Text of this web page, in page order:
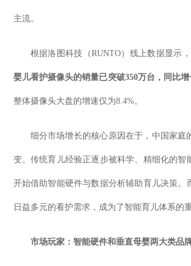
主流。
根据洛图科技（RUNTO）线上数据显示，
婴儿看护摄像头的销量已突破350万台，同比增
整体摄像头大盘的增速仅为8.4%。
细分市场增长的核心原因在于，中国家庭
变。传统育儿经验正逐步被科学、精细化的智
开始借助智能硬件与数据分析辅助育儿决策。
日益多元的看护需求，成为了智能育儿体系的
市场玩家：智能硬件和垂直母婴两大类品